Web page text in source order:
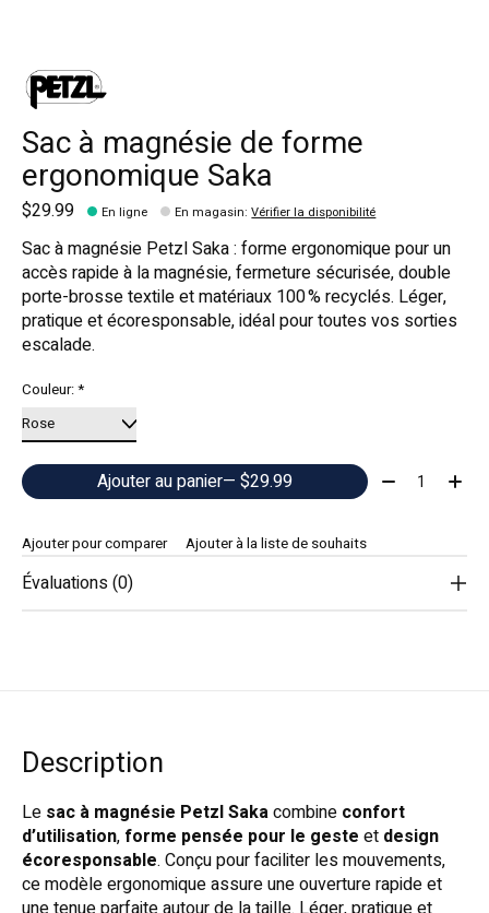
Sac à magnésie de forme
ergonomique Saka
$29.99 En ligne En magasin:Vérifier la disponibilité
Sac à magnésie Petzl Saka : forme ergonomique pour un
accès rapide à la magnésie, fermeture sécurisée, double
porte-brosse textile et matériaux 100 % recyclés. Léger,
pratique et écoresponsable, idéal pour toutes vos sorties
escalade.
Couleur:*
Ajouter au panier — $29.99 Quantité:
Ajouter pour comparer Ajouter à la liste de souhaits
Évaluations (0)
Description
Le sac à magnésie Petzl Sakacombine confort
d’utilisation, forme pensée pour le geste et design
écoresponsable. Conçu pour faciliter les mouvements,
ce modèle ergonomique assure une ouverture rapide et